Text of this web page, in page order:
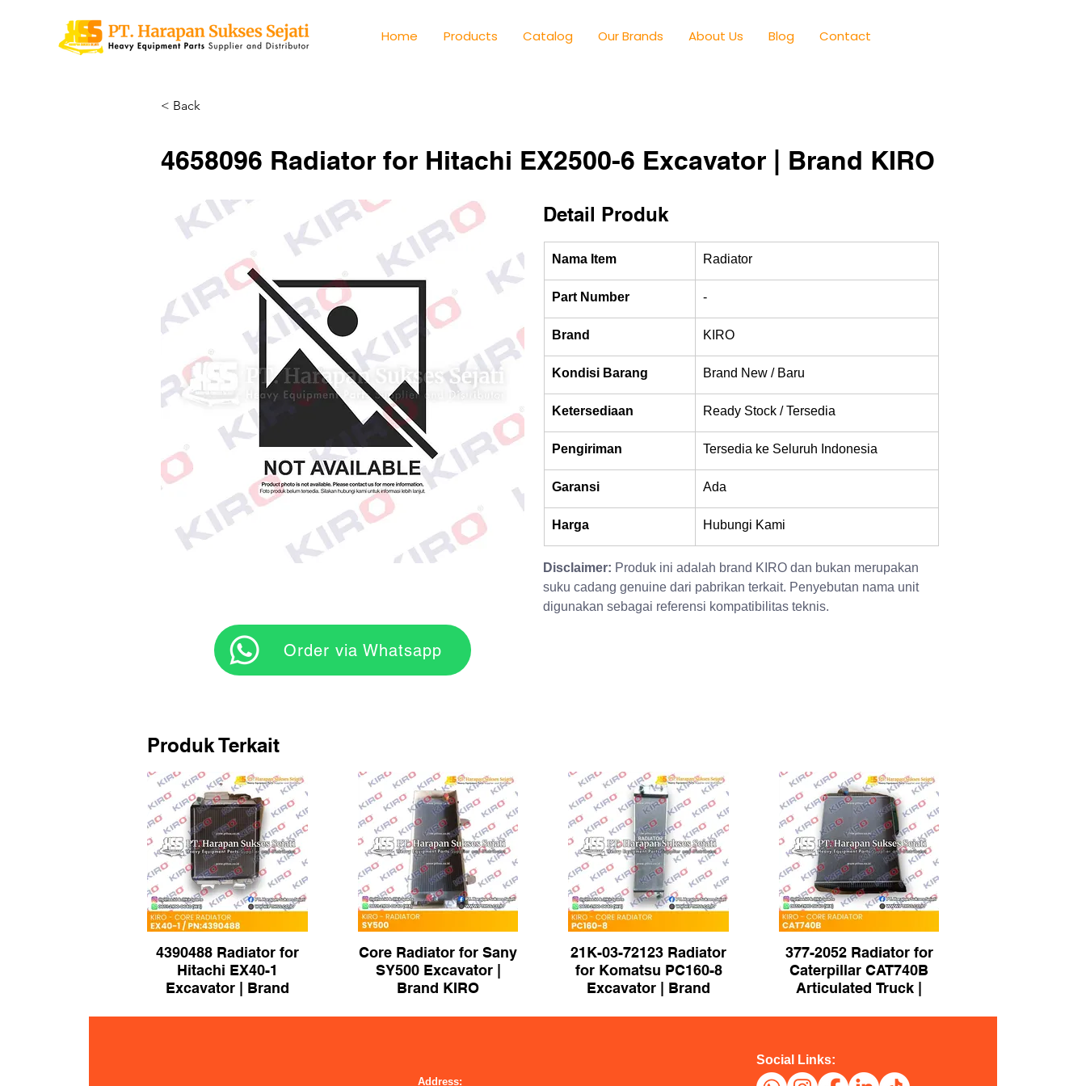
Home Products Catalog Our Brands About Us Blog Contact
< Back
4658096 Radiator for Hitachi EX2500-6 Excavator | Brand KIRO
Detail Produk
Nama Item Radiator
Part Number -
Brand KIRO
Kondisi Barang Brand New / Baru
Ketersediaan Ready Stock / Tersedia
Pengiriman Tersedia ke Seluruh Indonesia
Garansi Ada
Harga Hubungi Kami
Disclaimer: Produk ini adalah brand KIRO dan bukan merupakan
suku cadang genuine dari pabrikan terkait. Penyebutan nama unit
digunakan sebagai referensi kompatibilitas teknis.
‎ ‎ ‎‎‎ ‎ ‎ ‎ ‎ Order via Whatsapp
Produk Terkait
4390488 Radiator for
Hitachi EX40-1
Excavator | Brand
Core Radiator for Sany
SY500 Excavator |
Brand KIRO
21K-03-72123 Radiator
for Komatsu PC160-8
Excavator | Brand
377-2052 Radiator for
Caterpillar CAT740B
Articulated Truck |
Address:
Social Links: